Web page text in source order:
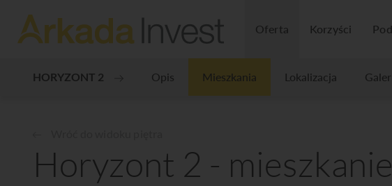
Oferta Korzyści
HORYZONT 2 Opis Mieszkania Lokalizacja
Horyzont 2 -